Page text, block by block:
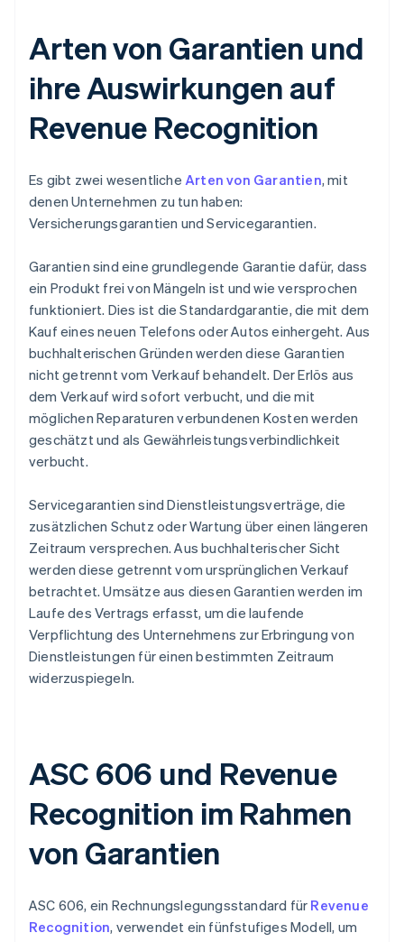
Arten von Garantien und
ihre Auswirkungen auf
Revenue Recognition
Es gibt zwei wesentliche Arten von Garantien, mit
denen Unternehmen zu tun haben:
Versicherungsgarantien und Servicegarantien.
Garantien sind eine grundlegende Garantie dafür, dass
ein Produkt frei von Mängeln ist und wie versprochen
funktioniert. Dies ist die Standardgarantie, die mit dem
Kauf eines neuen Telefons oder Autos einhergeht. Aus
buchhalterischen Gründen werden diese Garantien
nicht getrennt vom Verkauf behandelt. Der Erlös aus
dem Verkauf wird sofort verbucht, und die mit
möglichen Reparaturen verbundenen Kosten werden
geschätzt und als Gewährleistungsverbindlichkeit
verbucht.
Servicegarantien sind Dienstleistungsverträge, die
zusätzlichen Schutz oder Wartung über einen längeren
Zeitraum versprechen. Aus buchhalterischer Sicht
werden diese getrennt vom ursprünglichen Verkauf
betrachtet. Umsätze aus diesen Garantien werden im
Laufe des Vertrags erfasst, um die laufende
Verpflichtung des Unternehmens zur Erbringung von
Dienstleistungen für einen bestimmten Zeitraum
widerzuspiegeln.
ASC 606 und Revenue
Recognition im Rahmen
von Garantien
ASC 606, ein Rechnungslegungsstandard für Revenue
Recognition, verwendet ein fünfstufiges Modell, um